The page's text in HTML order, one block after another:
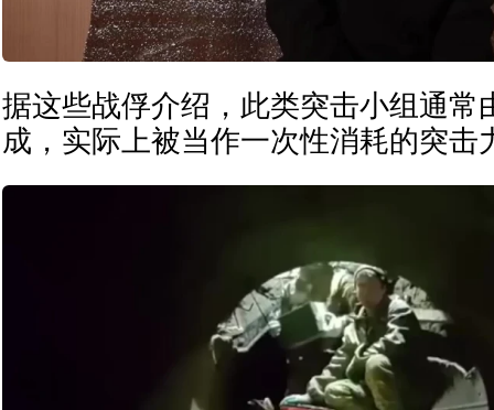
据这些战俘介绍，此类突击小组通常
成，实际上被当作一次性消耗的突击